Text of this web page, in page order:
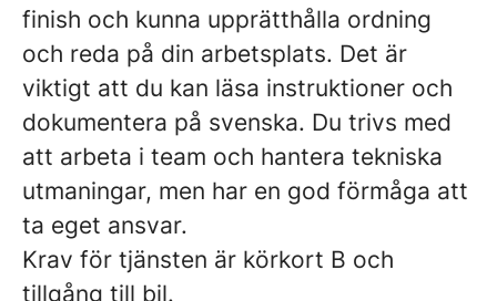
finish och kunna upprätthålla ordning
och reda på din arbetsplats. Det är
viktigt att du kan läsa instruktioner och
dokumentera på svenska. Du trivs med
att arbeta i team och hantera tekniska
utmaningar, men har en god förmåga att
ta eget ansvar.
Krav för tjänsten är körkort B och
tillgång till bil.